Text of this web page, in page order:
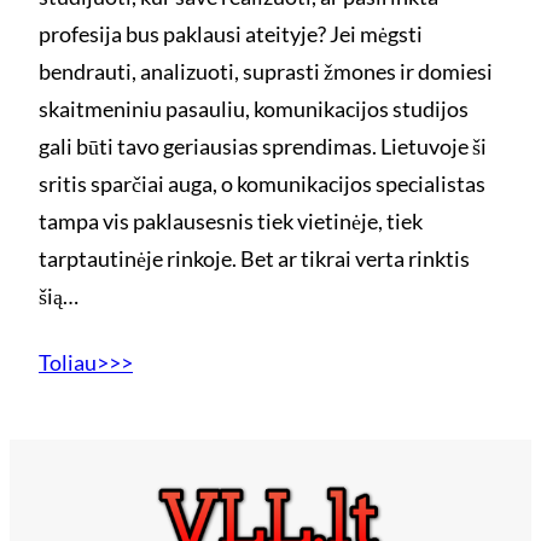
profesija bus paklausi ateityje? Jei mėgsti
bendrauti, analizuoti, suprasti žmones ir domiesi
skaitmeniniu pasauliu, komunikacijos studijos
gali būti tavo geriausias sprendimas. Lietuvoje ši
sritis sparčiai auga, o komunikacijos specialistas
tampa vis paklausesnis tiek vietinėje, tiek
tarptautinėje rinkoje. Bet ar tikrai verta rinktis
šią…
Toliau>>>